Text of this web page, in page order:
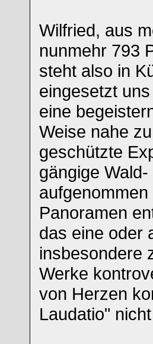
Wilfried, aus
nunmehr 793
steht also in
eingesetzt
eine
Weise nahe
geschützte
gängige
Panoramen
das eine oder
insbesondere
Werke
von Herzen
Laudatio"